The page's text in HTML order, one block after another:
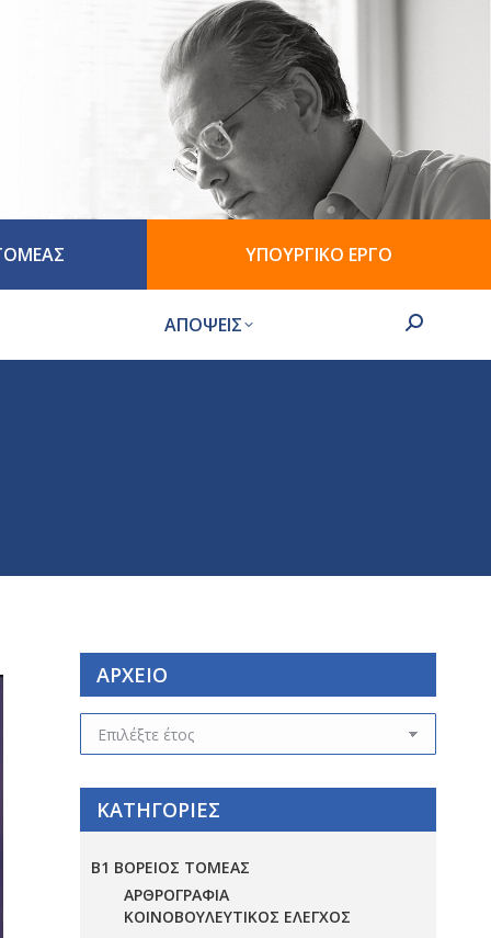
ΥΠΟΥΡΓΙΚΟ ΕΡΓΟ
ΑΠΟΨΕΙΣ Search:
ΑΡΧΕΙΟ
ΑΡΧΕΙΟ
ΚΑΤΗΓΟΡΙΕΣ
Β1 ΒΟΡΕΙΟΣ ΤΟΜΕΑΣ
ΑΡΘΡΟΓΡΑΦΙΑ
ΚΟΙΝΟΒΟΥΛΕΥΤΙΚΟΣ ΕΛΕΓΧΟΣ